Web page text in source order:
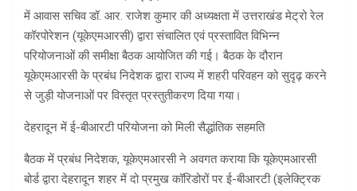
में आवास सचिव डॉ. आर. राजेश कुमार की अध्यक्षता में उत्तराखंड मेट्रो रेल
कॉरपोरेशन (यूकेएमआरसी) द्वारा संचालित एवं प्रस्तावित विभिन्न
परियोजनाओं की समीक्षा बैठक आयोजित की गई। बैठक के दौरान
यूकेएमआरसी के प्रबंध निदेशक द्वारा राज्य में शहरी परिवहन को सुदृढ़ करने
से जुड़ी योजनाओं पर विस्तृत प्रस्तुतीकरण दिया गया।
देहरादून में ई-बीआरटी परियोजना को मिली सैद्धांतिक सहमति
बैठक में प्रबंध निदेशक, यूकेएमआरसी ने अवगत कराया कि यूकेएमआरसी
बोर्ड द्वारा देहरादून शहर में दो प्रमुख कॉरिडोरों पर ई-बीआरटी (इलेक्ट्रिक